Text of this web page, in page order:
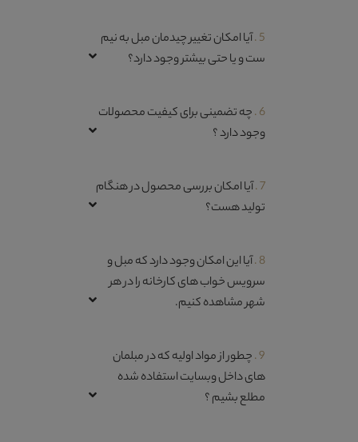
5 . آیا امکان تغییر چیدمان مبل به نیم
ست و یا حتی بیشتر وجود دارد؟
6 . چه تضمینی برای کیفیت محصولات
وجود دارد ؟
7 . آیا امکان بررسی محصول در هنگام
تولید هست؟
8 . آیا این امکان وجود دارد که مبل و
سرویس خواب های کارخانه را در هر
شهر مشاهده کنیم.
9 . چطور از مواد اولیه که در مبلمان
های داخل وبسایت استفاده شده
مطلع بشیم ؟